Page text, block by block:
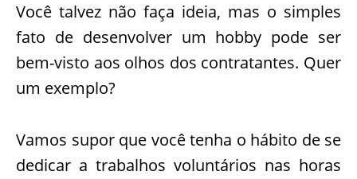
Você talvez não faça ideia, mas o simples
fato de desenvolver um hobby pode ser
bem-visto aos olhos dos contratantes. Quer
um exemplo?
Vamos supor que você tenha o hábito de se
dedicar a trabalhos voluntários nas horas